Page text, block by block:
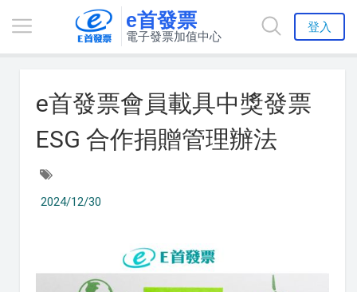
e首發票
電子發票加值中心
登入
e首發票會員載具中獎發票
ESG 合作捐贈管理辦法
2024/12/30